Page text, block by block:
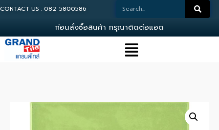
CONTACT US : 082-5800586
กอนสงซอสนคา กรณาตดตอแอดม